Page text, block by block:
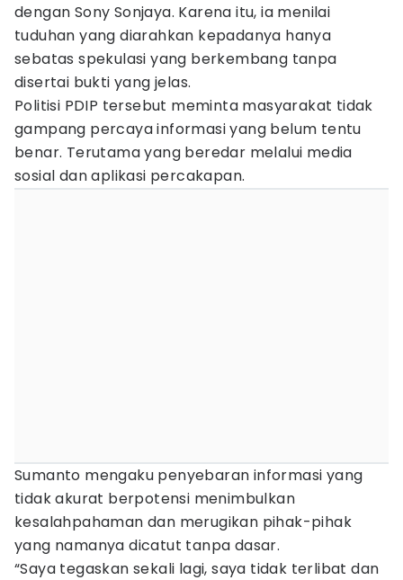
dengan Sony Sonjaya. Karena itu, ia menilai
tuduhan yang diarahkan kepadanya hanya
sebatas spekulasi yang berkembang tanpa
disertai bukti yang jelas.
Politisi PDIP tersebut meminta masyarakat tidak
gampang percaya informasi yang belum tentu
benar. Terutama yang beredar melalui media
sosial dan aplikasi percakapan.
Sumanto mengaku penyebaran informasi yang
tidak akurat berpotensi menimbulkan
kesalahpahaman dan merugikan pihak-pihak
yang namanya dicatut tanpa dasar.
“Saya tegaskan sekali lagi, saya tidak terlibat dan